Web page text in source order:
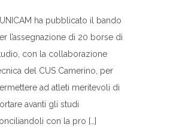
ha pubblicato il bando
l’assegnazione di 20 borse di
con la collaborazione
del CUS Camerino, per
ad atleti meritevoli di
avanti gli studi
con la pro […]